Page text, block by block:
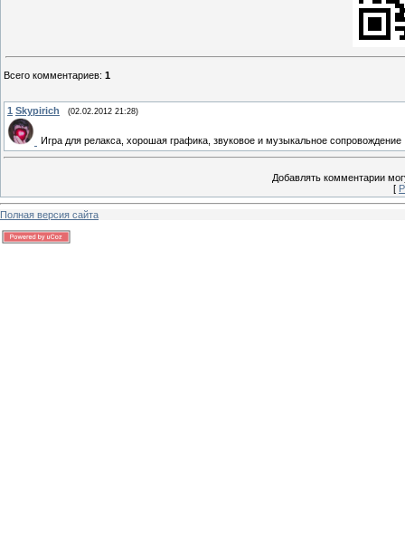
Всего комментариев: 1
1 Skypirich (02.02.2012 21:28)
Игра для релакса, хорошая графика, звуковое и музыкальное сопровождение
Добавлять комментарии
[
Полная версия сайта